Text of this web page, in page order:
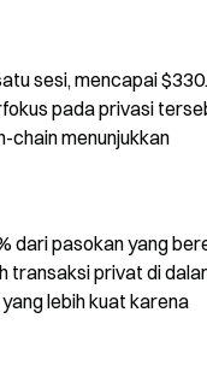
sesi, mencapai $330.
pada privasi
chain menunjukkan
dari pasokan yang
transaksi privat di
lebih kuat karena